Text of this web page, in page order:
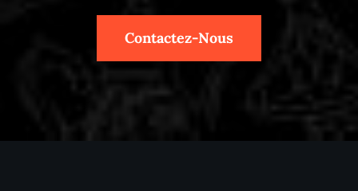
Contactez-Nous